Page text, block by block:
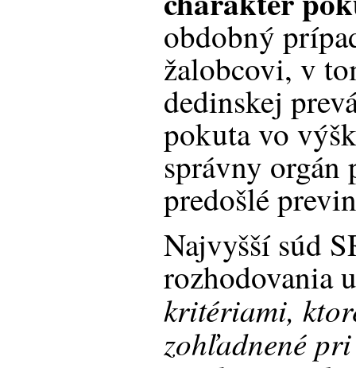
obdobný
žalobcovi, v
dedinskej
pokuta vo
správny
predošlé
Najvyšší súd
rozhodovania
kritériami,
zohľadnené